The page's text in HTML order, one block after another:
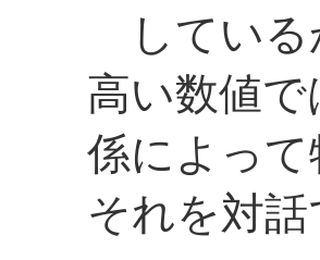
している
高い数値
係によっ
それを対